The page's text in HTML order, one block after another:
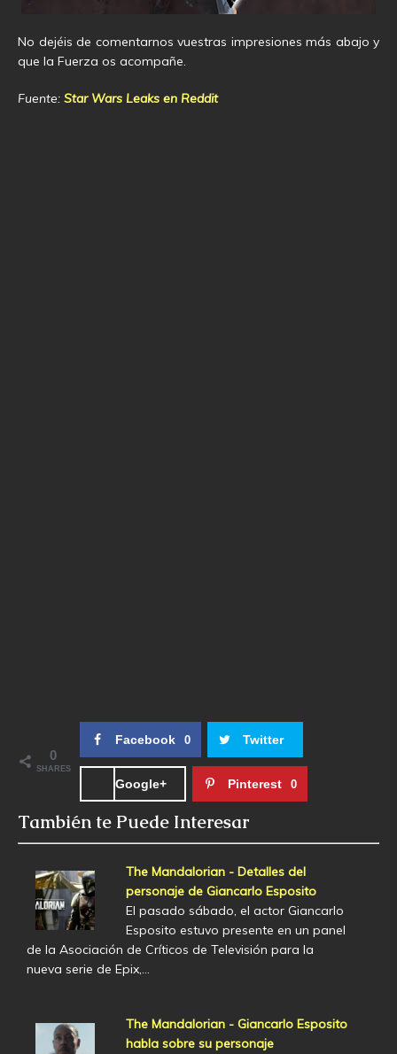
No dejéis de comentarnos vuestras impresiones más abajo y
que la Fuerza os acompañe.
Fuente: Star Wars Leaks en Reddit
0
SHARES
Facebook 0 Twitter
Google+ Pinterest 0
También te Puede Interesar
The Mandalorian - Detalles del
personaje de Giancarlo Esposito
El pasado sábado, el actor Giancarlo
Esposito estuvo presente en un panel
de la Asociación de Críticos de Televisión para la
nueva serie de Epix,…
The Mandalorian - Giancarlo Esposito
habla sobre su personaje